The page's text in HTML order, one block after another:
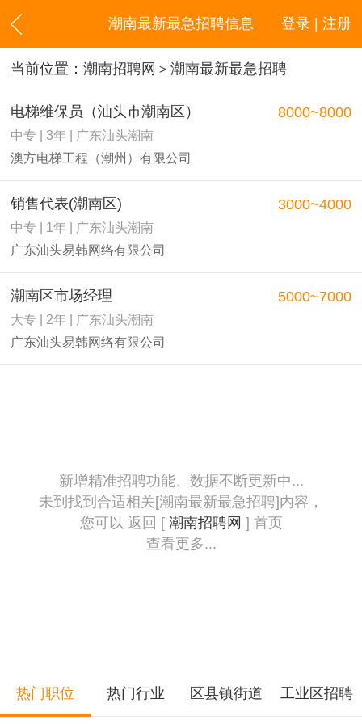
登录 | 注册
潮南最新最急招聘信息
当前位置： 潮南招聘网 ＞潮南最新最急招聘
电梯维保员（汕头市潮南区）
中专 | 3年 | 广东汕头潮南
澳方电梯工程（潮州）有限公司
8000~8000
销售代表(潮南区)
中专 | 1年 | 广东汕头潮南
广东汕头易韩网络有限公司
3000~4000
潮南区市场经理
大专 | 2年 | 广东汕头潮南
广东汕头易韩网络有限公司
5000~7000
新增精准招聘功能、数据不断更新中...
未到找到合适相关[潮南最新最急招聘]内容，
您可以 返回 [ 潮南招聘网 ] 首页
查看更多...
热门职位 热门行业 区县镇街道 工业区招聘